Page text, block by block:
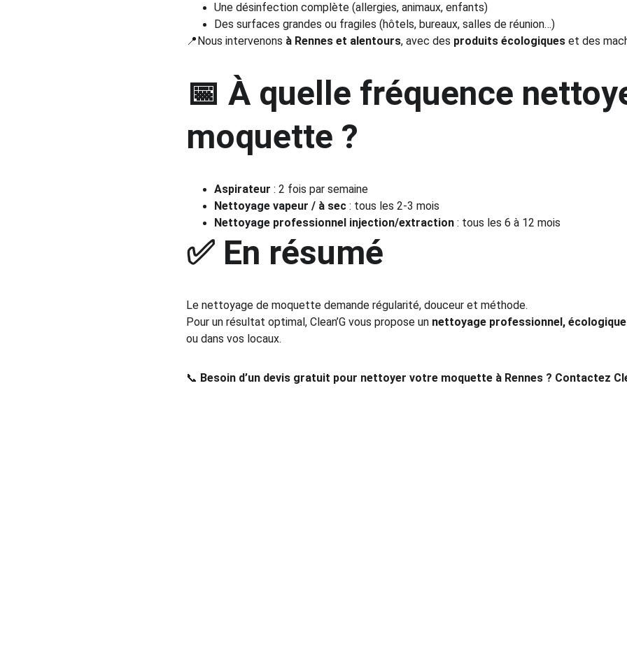
Une désinfection complète (allergies, animaux, enfants)
Des surfaces grandes ou fragiles (hôtels, bureaux, salles de réunion…)
📍Nous intervenons à Rennes et alentours, avec des produits écologiques et des
📅 À quelle fréquence
moquette ?
Aspirateur : 2 fois par semaine
Nettoyage vapeur / à sec : tous les 2-3 mois
Nettoyage professionnel injection/extraction : tous les 6 à 12 mois
✅ En résumé
Le nettoyage de moquette demande régularité, douceur et méthode.
Pour un résultat optimal, Clean’G vous propose un nettoyage professionnel,
ou dans vos locaux.
📞 Besoin d’un devis gratuit pour nettoyer votre moquette à Rennes ? Contactez